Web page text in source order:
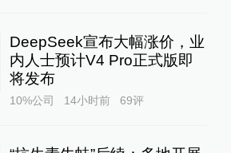
DeepSeek宣布大幅涨价，业
内人士预计V4 Pro正式版即
将发布
10%公司 14小时前 69评